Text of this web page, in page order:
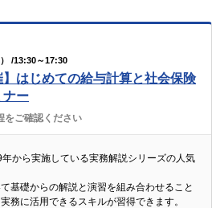
/13:30～17:30
】はじめての給与計算と社会保険
ナー
をご確認ください
から実施している実務解説シリーズの人気
基礎からの解説と演習を組み合わせること
務に活用できるスキルが習得できます。